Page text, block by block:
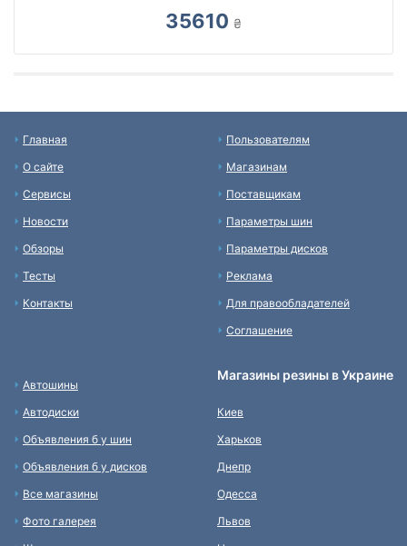
35610 ₴
Главная
О сайте
Сервисы
Новости
Обзоры
Тесты
Контакты
Пользователям
Магазинам
Поставщикам
Параметры шин
Параметры дисков
Реклама
Для правообладателей
Соглашение
Автошины
Автодиски
Объявления б у шин
Объявления б у дисков
Все магазины
Фото галерея
Магазины резины в Украине
Киев
Харьков
Днепр
Одесса
Львов